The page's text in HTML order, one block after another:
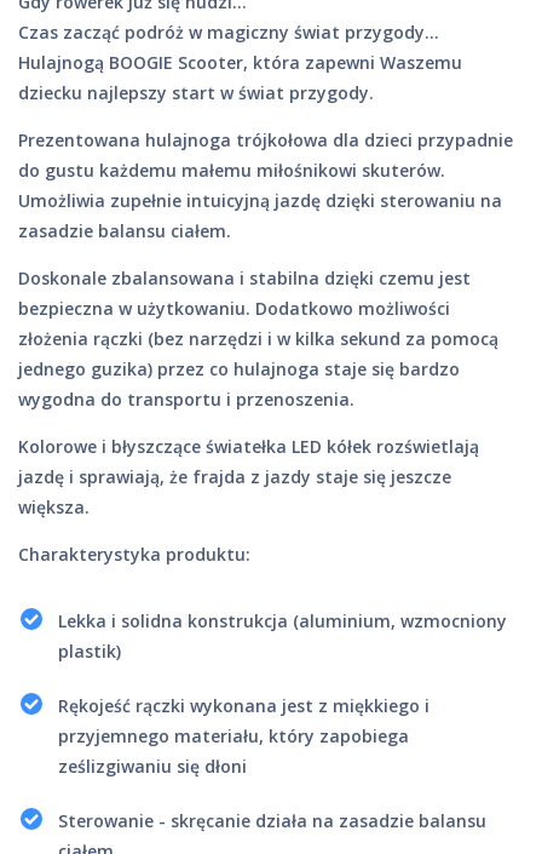
Czas zacząć podróż w magiczny świat przygody…
Hulajnogą BOOGIE Scooter, która zapewni Waszemu
dziecku najlepszy start w świat przygody.
Prezentowana hulajnoga trójkołowa dla dzieci przypadnie
do gustu każdemu małemu miłośnikowi skuterów.
Umożliwia zupełnie intuicyjną jazdę dzięki sterowaniu na
zasadzie balansu ciałem.
Doskonale zbalansowana i stabilna dzięki czemu jest
bezpieczna w użytkowaniu. Dodatkowo możliwości
złożenia rączki (bez narzędzi i w kilka sekund za pomocą
jednego guzika) przez co hulajnoga staje się bardzo
wygodna do transportu i przenoszenia.
Kolorowe i błyszczące światełka LED kółek rozświetlają
jazdę i sprawiają, że frajda z jazdy staje się jeszcze
większa.
Charakterystyka produktu:
Lekka i solidna konstrukcja (aluminium, wzmocniony
plastik)
Rękojeść rączki wykonana jest z miękkiego i
przyjemnego materiału, który zapobiega
ześlizgiwaniu się dłoni
Sterowanie - skręcanie działa na zasadzie balansu